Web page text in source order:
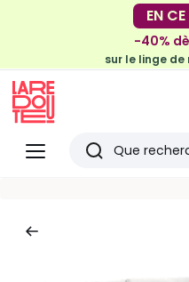
-30€
sur le
EN
-40%
sur le linge
Menu
Redoute
Rechercher